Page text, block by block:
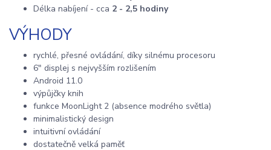
Délka nabíjení - cca 2 - 2,5 hodiny
VÝHODY
rychlé, přesné ovládání, díky silnému procesoru
6" displej s nejvyšším rozlišením
Android 11.0
výpůjčky knih
funkce MoonLight 2 (absence modrého světla)
minimalistický design
intuitivní ovládání
dostatečně velká paměť